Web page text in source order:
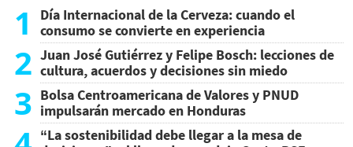
1
Día Internacional de la Cerveza: cuando el
consumo se convierte en experiencia
2 Juan José Gutiérrez y Felipe Bosch: lecciones de
cultura, acuerdos y decisiones sin miedo
3 Bolsa Centroamericana de Valores y PNUD
impulsarán mercado en Honduras
“La sostenibilidad debe llegar a la mesa de